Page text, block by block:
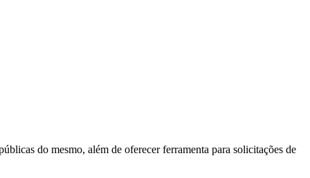
do mesmo, além de oferecer ferramenta para solicitações de